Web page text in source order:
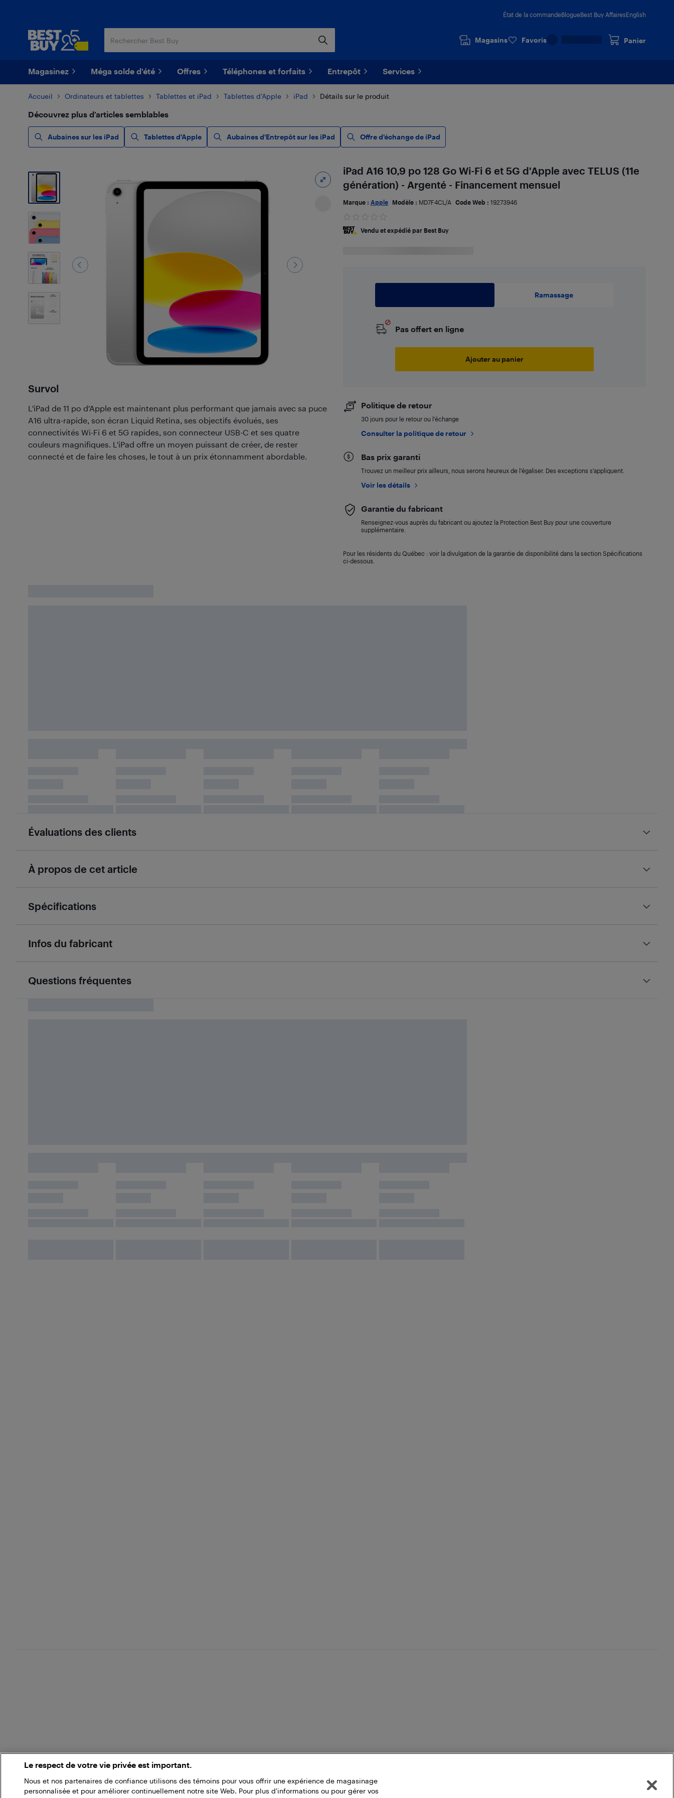
État de la commandeBlogueBest Buy AffairesEnglish
Magasins Favoris Panier
Magasinez Méga solde d'été Offres Téléphones et forfaits Entrepôt Services
Accueil Ordinateurs et tablettes Tablettes et iPad Tablettes d'Apple iPad Détails sur le produit
Découvrez plus d’articles semblables
Aubaines sur les iPad Tablettes d'Apple Aubaines d'Entrepôt sur les iPad Offre d'échange de iPad
Photos
Survol
L'iPad de 11 po d'Apple est maintenant plus performant que jamais avec sa puce
A16 ultra-rapide, son écran Liquid Retina, ses objectifs évolués, ses
connectivités Wi-Fi 6 et 5G rapides, son connecteur USB-C et ses quatre
couleurs magnifiques. L'iPad offre un moyen puissant de créer, de rester
connecté et de faire les choses, le tout à un prix étonnamment abordable.
iPad A16 10,9 po 128 Go Wi-Fi 6 et 5G d'Apple avec TELUS (11e
génération) - Argenté - Financement mensuel
Marque : Apple Modèle : MD7F4CL/A Code Web : 19273946
Vendu et expédié par Best Buy
Ramassage
Pas offert en ligne
Ajouter au panier
Politique de retour
30 jours pour le retour ou l’échange
Consulter la politique de retour
Bas prix garanti
Trouvez un meilleur prix ailleurs, nous serons heureux de l’égaliser. Des exceptions s’appliquent.
Voir les détails
Garantie du fabricant
Renseignez-vous auprès du fabricant ou ajoutez la Protection Best Buy pour une couverture
supplémentaire.
Pour les résidents du Québec : voir la divulgation de la garantie de disponibilité dans la section Spécifications
ci-dessous.
Évaluations des clients
À propos de cet article
Spécifications
Infos du fabricant
Questions fréquentes
Le respect de votre vie privée est important.
Nous et nos partenaires de confiance utilisons des témoins pour vous offrir une expérience de magasinage
personnalisée et pour améliorer continuellement notre site Web. Pour plus d'informations ou pour gérer vos